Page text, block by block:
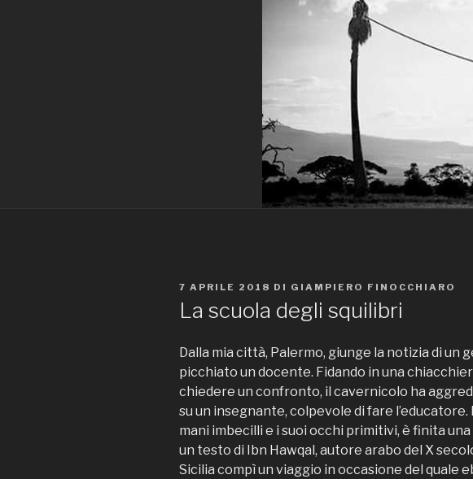
PUBBLICATO
7 APRILE 2018 DI GIAMPIERO FINOCCHIARO
La scuola degli squilibri
Dalla mia città, Palermo, giunge la notizia di un
picchiato un docente. Fidando in una
chiedere un confronto, il cavernicolo ha
su un insegnante, colpevole di fare l’educatore.
mani imbecilli e i suoi occhi primitivi, è finita
un testo di Ibn Hawqal, autore arabo del X
Sicilia compì un viaggio in occasione del quale